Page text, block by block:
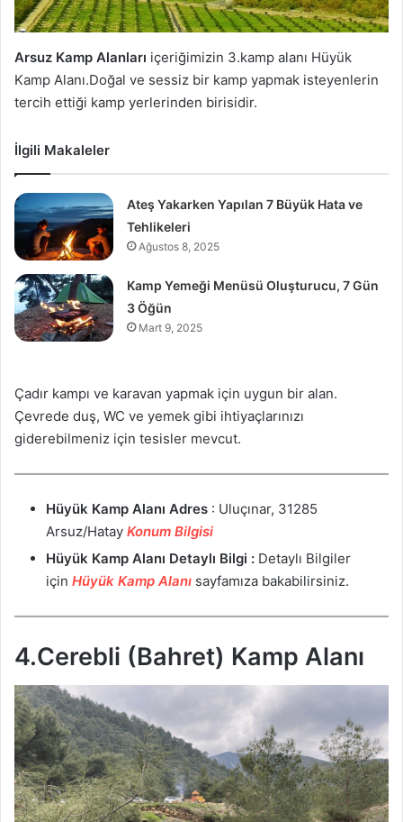
Arsuz Kamp Alanları içeriğimizin 3.kamp alanı Hüyük
Kamp Alanı.Doğal ve sessiz bir kamp yapmak isteyenlerin
tercih ettiği kamp yerlerinden birisidir.
İlgili Makaleler
Ateş Yakarken Yapılan 7 Büyük Hata ve
Tehlikeleri
Ağustos 8, 2025
Kamp Yemeği Menüsü Oluşturucu, 7 Gün
3 Öğün
Mart 9, 2025
Çadır kampı ve karavan yapmak için uygun bir alan.
Çevrede duş, WC ve yemek gibi ihtiyaçlarınızı
giderebilmeniz için tesisler mevcut.
Hüyük Kamp Alanı Adres : Uluçınar, 31285
Arsuz/Hatay Konum Bilgisi
Hüyük Kamp Alanı Detaylı Bilgi : Detaylı Bilgiler
için Hüyük Kamp Alanı sayfamıza bakabilirsiniz.
4.Cerebli (Bahret) Kamp Alanı